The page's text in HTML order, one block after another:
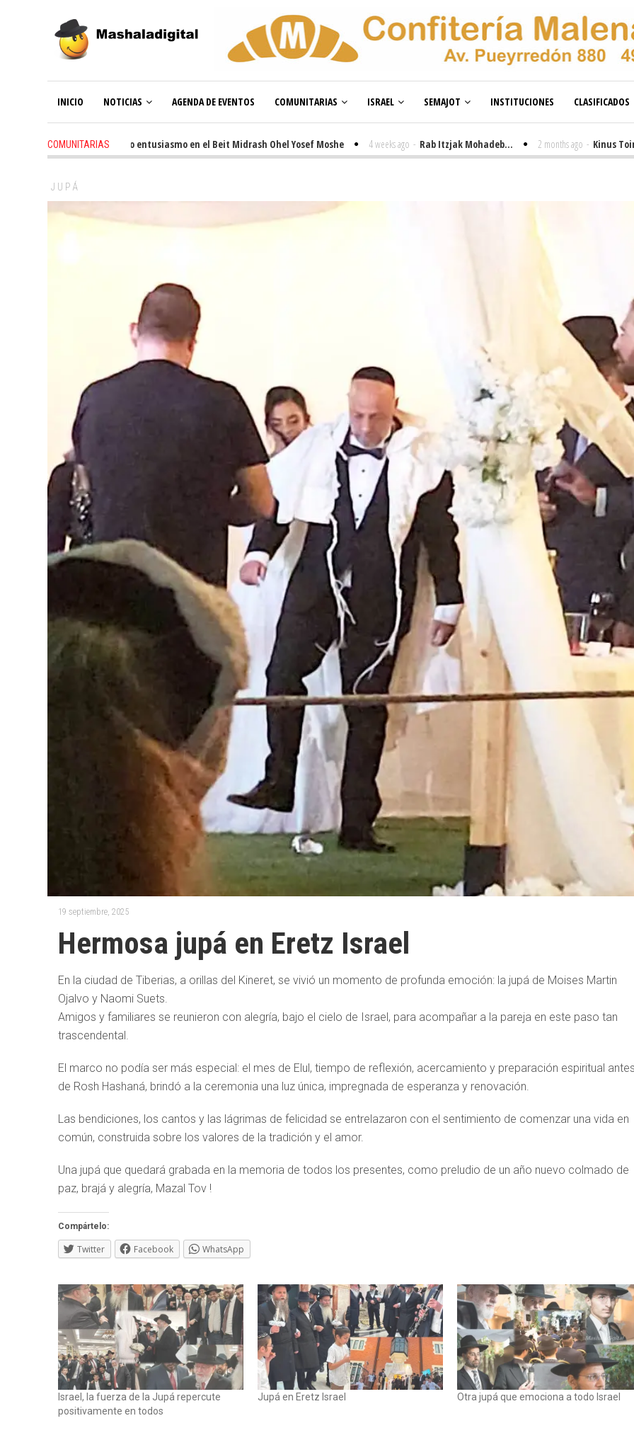
INICIO NOTICIAS AGENDA DE EVENTOS COMUNITARIAS ISRAEL SEMAJOT INSTITUCIONES CLASIFICADOS
COMUNITARIAS
3 weeks ago - Renovado entusiasmo en el Beit Midrash Ohel Yosef Moshe 4 weeks ago - Rab Itzjak Mohadeb... 2 months ago - Kinus Toire en
JUPÁ
19 septiembre, 2025
Hermosa jupá en Eretz Israel
En la ciudad de Tiberias, a orillas del Kineret, se vivió un momento de profunda emoción: la jupá de Moises Martin
Ojalvo y Naomi Suets.
Amigos y familiares se reunieron con alegría, bajo el cielo de Israel, para acompañar a la pareja en este paso tan
trascendental.
El marco no podía ser más especial: el mes de Elul, tiempo de reflexión, acercamiento y preparación espiritual
de Rosh Hashaná, brindó a la ceremonia una luz única, impregnada de esperanza y renovación.
Las bendiciones, los cantos y las lágrimas de felicidad se entrelazaron con el sentimiento de comenzar una vida en
común, construida sobre los valores de la tradición y el amor.
Una jupá que quedará grabada en la memoria de todos los presentes, como preludio de un año nuevo colmado de
paz, brajá y alegría, Mazal Tov !
Compártelo:
Twitter Facebook WhatsApp
Israel, la fuerza de la Jupá repercute
positivamente en todos
Jupá en Eretz Israel Otra jupá que emociona a todo Israel